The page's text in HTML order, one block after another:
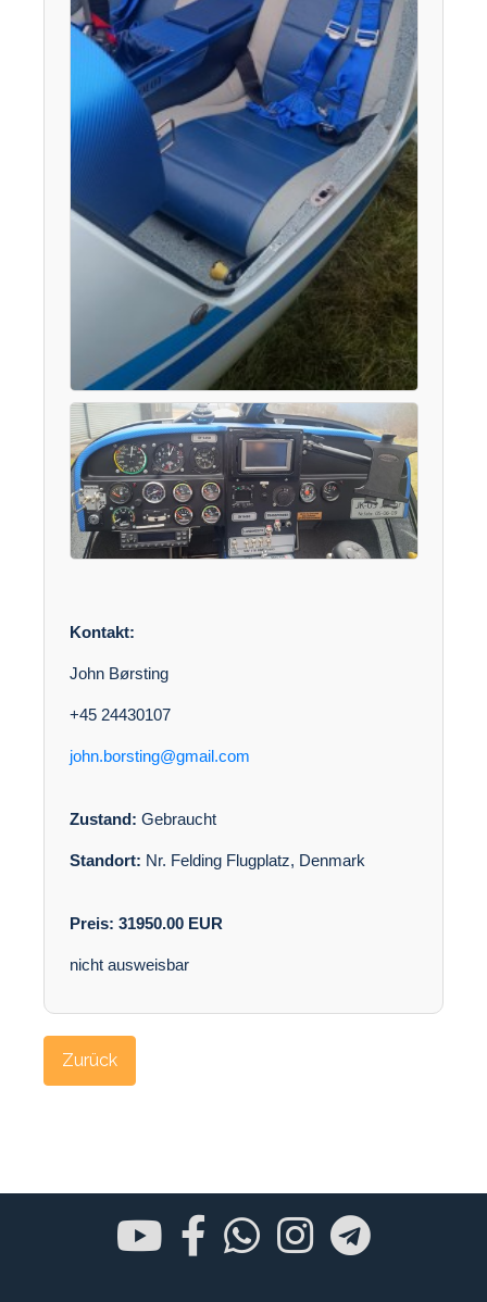
Kontakt:
John Børsting
+45 24430107
john.borsting@gmail.com
Zustand: Gebraucht
Standort: Nr. Felding Flugplatz, Denmark
Preis: 31950.00EUR
nicht ausweisbar
Zurück